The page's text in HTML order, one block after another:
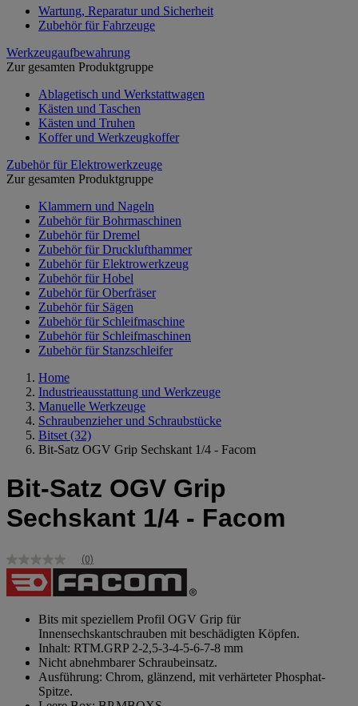
Wartung, Reparatur und Sicherheit
Zubehör für Fahrzeuge
Werkzeugaufbewahrung
Zur gesamten Produktgruppe
Ablagetisch und Werkstattwagen
Kästen und Taschen
Kästen und Truhen
Koffer und Werkzeugkoffer
Zubehör für Elektrowerkzeuge
Zur gesamten Produktgruppe
Klammern und Nageln
Zubehör für Bohrmaschinen
Zubehör für Dremel
Zubehör für Drucklufthammer
Zubehör für Elektrowerkzeug
Zubehör für Hobel
Zubehör für Oberfräser
Zubehör für Sägen
Zubehör für Schleifmaschine
Zubehör für Schleifmaschinen
Zubehör für Stanzschleifer
Home
Industrieausstattung und Werkzeuge
Manuelle Werkzeuge
Schraubenzieher und Schraubstücke
Bitset (32)
Bit-Satz OGV Grip Sechskant 1/4 - Facom
Bit-Satz OGV Grip
Sechskant 1/4 - Facom
Kein
Bewertungswert
Link
gleichen
(0)
Bits mit speziellem Profil OGV Grip für
Innensechskantschrauben mit beschädigten Köpfen.
Inhalt: RTM.GRP 2-2,5-3-4-5-6-7-8 mm
Nicht abnehmbarer Schraubeinsatz.
Ausführung: Chrom, glänzend, mit verhärteter Phosphat-
Spitze.